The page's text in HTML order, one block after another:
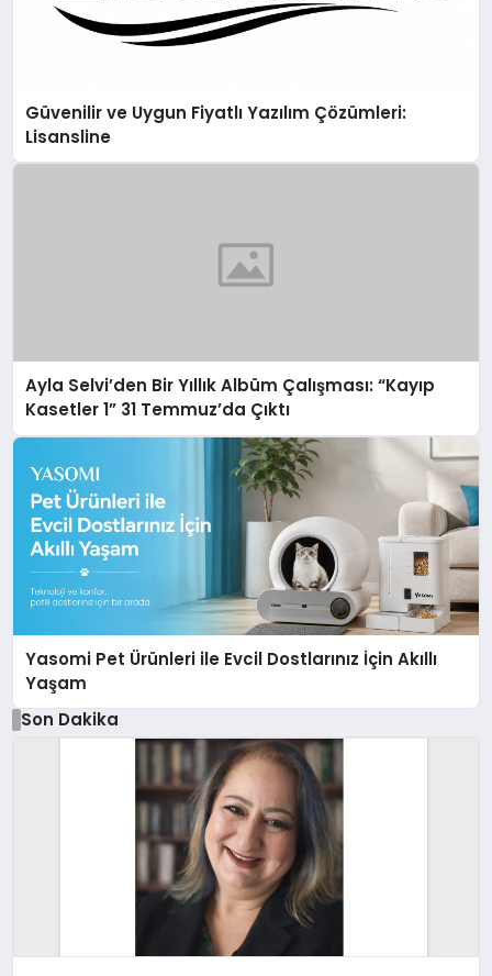
Güvenilir ve Uygun Fiyatlı Yazılım Çözümleri:
Lisansline
Ayla Selvi’den Bir Yıllık Albüm Çalışması: “Kayıp
Kasetler 1” 31 Temmuz’da Çıktı
Yasomi Pet Ürünleri ile Evcil Dostlarınız İçin Akıllı
Yaşam
Son Dakika